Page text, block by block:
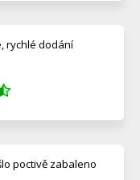
rychlé dodání
poctivě zabaleno